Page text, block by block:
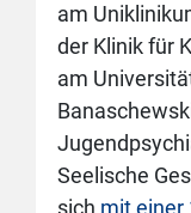
am
der Klinik für
am
Seelische
sich mit einer